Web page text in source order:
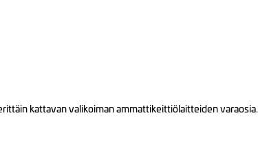
kattavan valikoiman ammattikeittiölaitteiden varaosia.